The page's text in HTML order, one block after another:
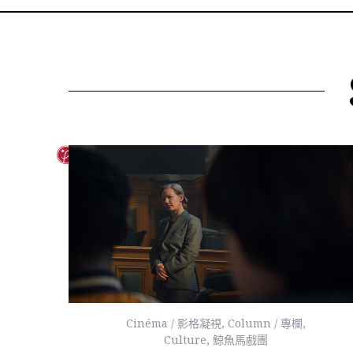
Cinéma / 影格凝視, Column / 專欄,
Culture, 鯨魚馬戲團